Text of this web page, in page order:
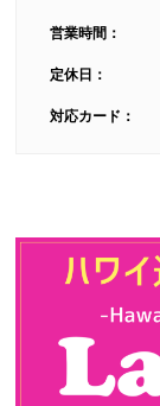
営業時間：
定休日：
対応カード：